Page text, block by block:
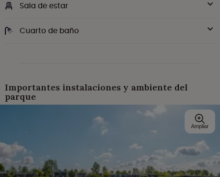
Sala de estar
Cuarto de baño
Importantes instalaciones y ambiente del
parque
Ampliar